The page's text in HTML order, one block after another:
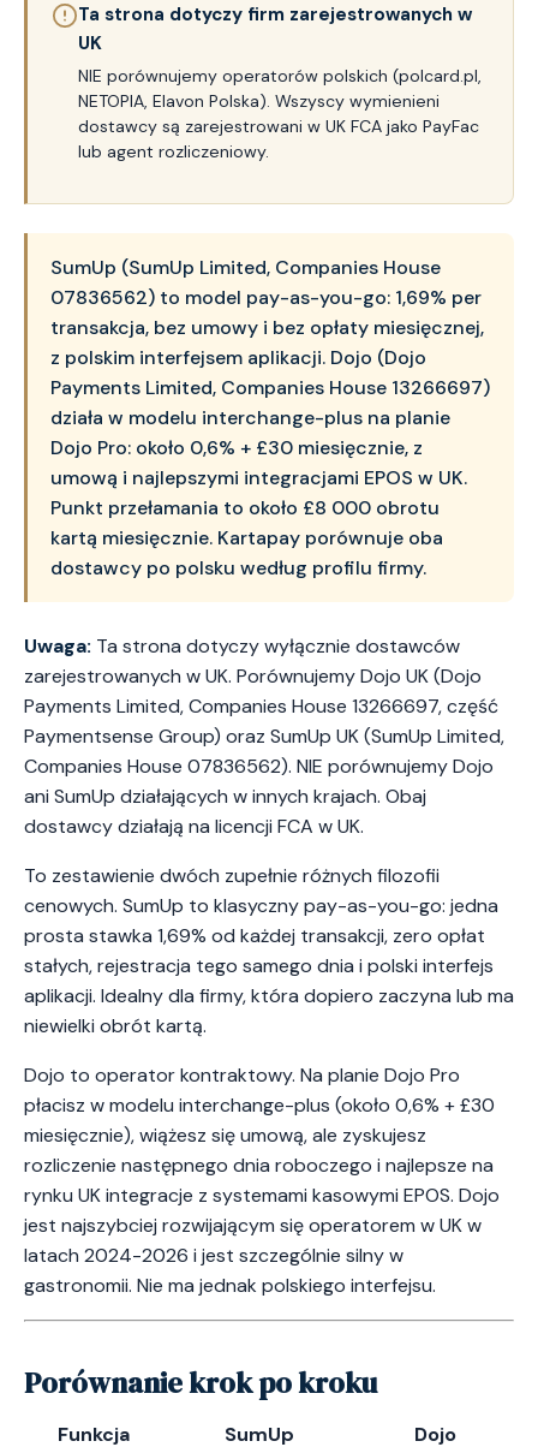
Ta strona dotyczy firm zarejestrowanych w
UK
NIE porównujemy operatorów polskich (polcard.pl,
NETOPIA, Elavon Polska). Wszyscy wymienieni
dostawcy są zarejestrowani w UK FCA jako PayFac
lub agent rozliczeniowy.
SumUp (SumUp Limited, Companies House
07836562) to model pay-as-you-go: 1,69% per
transakcja, bez umowy i bez opłaty miesięcznej,
z polskim interfejsem aplikacji. Dojo (Dojo
Payments Limited, Companies House 13266697)
działa w modelu interchange-plus na planie
Dojo Pro: około 0,6% + £30 miesięcznie, z
umową i najlepszymi integracjami EPOS w UK.
Punkt przełamania to około £8 000 obrotu
kartą miesięcznie. Kartapay porównuje oba
dostawcy po polsku według profilu firmy.
Uwaga: Ta strona dotyczy wyłącznie dostawców
zarejestrowanych w UK. Porównujemy Dojo UK (Dojo
Payments Limited, Companies House 13266697, część
Paymentsense Group) oraz SumUp UK (SumUp Limited,
Companies House 07836562). NIE porównujemy Dojo
ani SumUp działających w innych krajach. Obaj
dostawcy działają na licencji FCA w UK.
To zestawienie dwóch zupełnie różnych filozofii
cenowych. SumUp to klasyczny pay-as-you-go: jedna
prosta stawka 1,69% od każdej transakcji, zero opłat
stałych, rejestracja tego samego dnia i polski interfejs
aplikacji. Idealny dla firmy, która dopiero zaczyna lub ma
niewielki obrót kartą.
Dojo to operator kontraktowy. Na planie Dojo Pro
płacisz w modelu interchange-plus (około 0,6% + £30
miesięcznie), wiążesz się umową, ale zyskujesz
rozliczenie następnego dnia roboczego i najlepsze na
rynku UK integracje z systemami kasowymi EPOS. Dojo
jest najszybciej rozwijającym się operatorem w UK w
latach 2024-2026 i jest szczególnie silny w
gastronomii. Nie ma jednak polskiego interfejsu.
Porównanie krok po kroku
Funkcja SumUp
Dojo